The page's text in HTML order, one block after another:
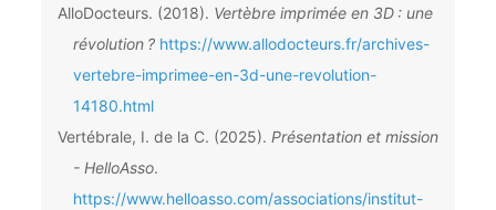
AlloDocteurs. (2018). Vertèbre imprimée en 3D : une
révolution ? https://www.allodocteurs.fr/archives-
vertebre-imprimee-en-3d-une-revolution-
14180.html
Vertébrale, I. de la C. (2025). Présentation et mission
- HelloAsso.
https://www.helloasso.com/associations/institut-